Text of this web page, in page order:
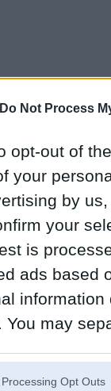
Do Not Process
opt-out of
your
by
your
is
ads based
You may
Opt Outs